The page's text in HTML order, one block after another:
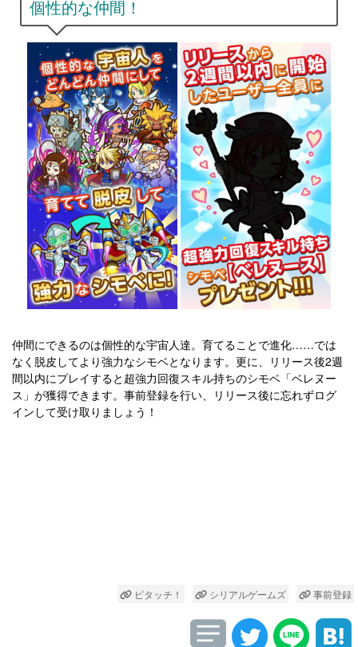
個性的な仲間！
仲間にできるのは個性的な宇宙人達。育てることで進化……では
なく脱皮してより強力なシモベとなります。更に、リリース後2週
間以内にプレイすると超強力回復スキル持ちのシモベ「ベレヌー
ス」が獲得できます。事前登録を行い、リリース後に忘れずログ
インして受け取りましょう！
ピタッチ！ シリアルゲームズ 事前登録